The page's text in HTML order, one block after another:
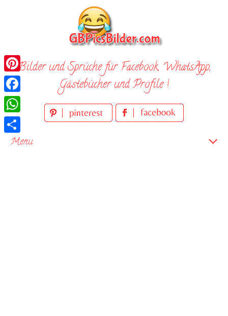
Bilder und Sprüche für Facebook, WhatsApp,
Gästebücher und Profile !
Menu
Pinterest
Facebook
WhatsApp
Teilen